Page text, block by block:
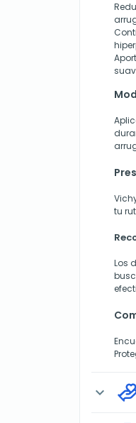
tu
Los
expand_more